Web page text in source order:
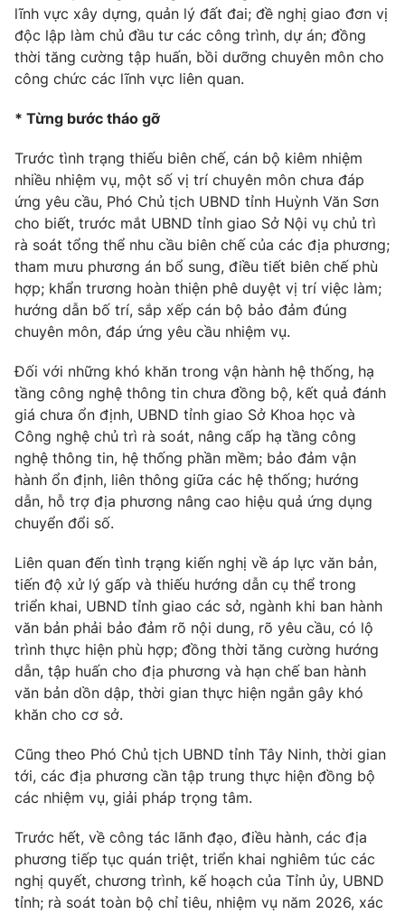
lĩnh vực xây dựng, quản lý đất đai; đề nghị giao đơn vị
độc lập làm chủ đầu tư các công trình, dự án; đồng
thời tăng cường tập huấn, bồi dưỡng chuyên môn cho
công chức các lĩnh vực liên quan.
* Từng bước tháo gỡ
Trước tình trạng thiếu biên chế, cán bộ kiêm nhiệm
nhiều nhiệm vụ, một số vị trí chuyên môn chưa đáp
ứng yêu cầu, Phó Chủ tịch UBND tỉnh Huỳnh Văn Sơn
cho biết, trước mắt UBND tỉnh giao Sở Nội vụ chủ trì
rà soát tổng thể nhu cầu biên chế của các địa phương;
tham mưu phương án bổ sung, điều tiết biên chế phù
hợp; khẩn trương hoàn thiện phê duyệt vị trí việc làm;
hướng dẫn bố trí, sắp xếp cán bộ bảo đảm đúng
chuyên môn, đáp ứng yêu cầu nhiệm vụ.
Đối với những khó khăn trong vận hành hệ thống, hạ
tầng công nghệ thông tin chưa đồng bộ, kết quả đánh
giá chưa ổn định, UBND tỉnh giao Sở Khoa học và
Công nghệ chủ trì rà soát, nâng cấp hạ tầng công
nghệ thông tin, hệ thống phần mềm; bảo đảm vận
hành ổn định, liên thông giữa các hệ thống; hướng
dẫn, hỗ trợ địa phương nâng cao hiệu quả ứng dụng
chuyển đổi số.
Liên quan đến tình trạng kiến nghị về áp lực văn bản,
tiến độ xử lý gấp và thiếu hướng dẫn cụ thể trong
triển khai, UBND tỉnh giao các sở, ngành khi ban hành
văn bản phải bảo đảm rõ nội dung, rõ yêu cầu, có lộ
trình thực hiện phù hợp; đồng thời tăng cường hướng
dẫn, tập huấn cho địa phương và hạn chế ban hành
văn bản dồn dập, thời gian thực hiện ngắn gây khó
khăn cho cơ sở.
Cũng theo Phó Chủ tịch UBND tỉnh Tây Ninh, thời gian
tới, các địa phương cần tập trung thực hiện đồng bộ
các nhiệm vụ, giải pháp trọng tâm.
Trước hết, về công tác lãnh đạo, điều hành, các địa
phương tiếp tục quán triệt, triển khai nghiêm túc các
nghị quyết, chương trình, kế hoạch của Tỉnh ủy, UBND
tỉnh; rà soát toàn bộ chỉ tiêu, nhiệm vụ năm 2026, xác